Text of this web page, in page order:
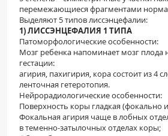
перемежающиеся фрагментами
Выделяют 5 типов лиссэнцефалии:
1) ЛИССЭНЦЕФАЛИЯ 1 ТИПА
Патоморфологические особенности:
Мозг ребенка напоминает мозг плода
гестации:
агирия, пахигирия, кора состоит из 4
ленточная гетеротопия.
Нейрорадиологические особенности:
Поверхность коры гладкая (фокально
Фокальная агирия чаще в лобных
в теменно-затылочных отделах коры;